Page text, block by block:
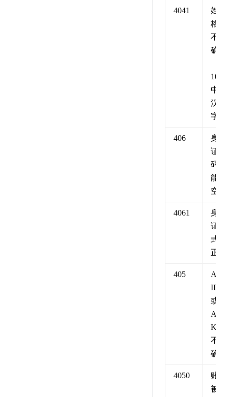
4041
姓名
格式
不正
确
10个
中文
汉
字）
406
身份
证号
码不
能为
空
4061
身份
证格
式不
正确
405
API
ID
或
API
KEY
不正
确
4050
账号
被冻